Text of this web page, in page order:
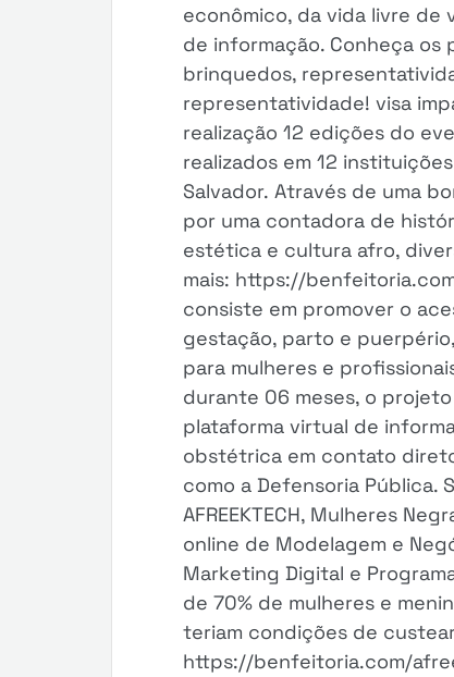
econômico, da vida livre de
de informação. Conheça os
brinquedos,
representatividade! visa
realização 12 edições do
realizados em 12
Salvador. Através de uma
por uma contadora de
estética e cultura afro,
mais: https://
consiste em promover o
gestação, parto e
para mulheres e
durante 06 meses, o
plataforma virtual de
obstétrica em contato
como a Defensoria
AFREEKTECH, Mulheres
online de Modelagem e
Marketing Digital e
de 70% de mulheres e
teriam condições de
https://benfeitoria.com/